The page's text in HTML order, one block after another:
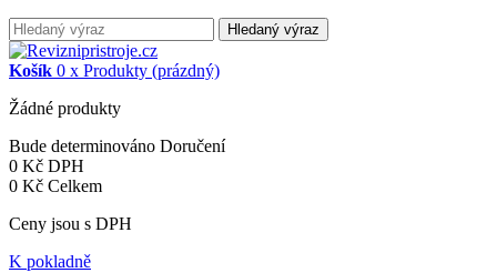
Hledaný výraz
Košík 0 x Produkty (prázdný)
Žádné produkty
Bude determinováno Doručení
0 Kč DPH
0 Kč Celkem
Ceny jsou s DPH
K pokladně